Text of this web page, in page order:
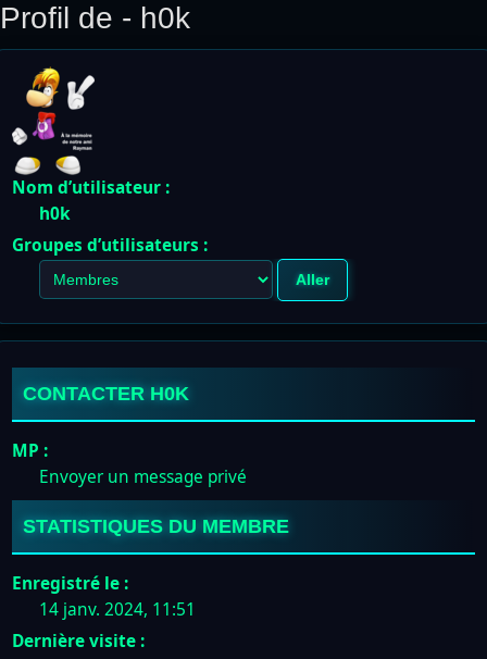
Profil de - h0k
Nom d’utilisateur :
h0k
Groupes d’utilisateurs :
CONTACTER H0K
MP :
Envoyer un message privé
STATISTIQUES DU MEMBRE
Enregistré le :
14 janv. 2024, 11:51
Dernière visite :